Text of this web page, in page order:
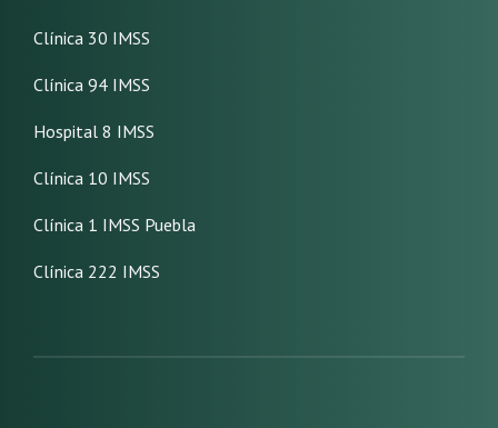
Clínica 30 IMSS
Clínica 94 IMSS
Hospital 8 IMSS
Clínica 10 IMSS
Clínica 1 IMSS Puebla
Clínica 222 IMSS